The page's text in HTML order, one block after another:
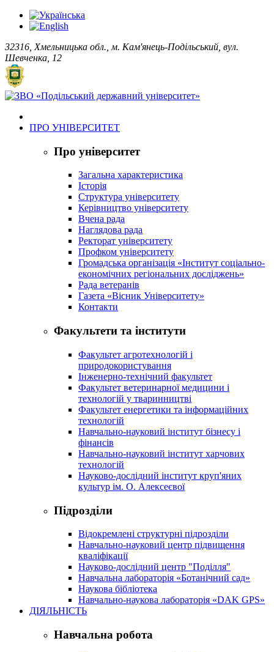
32316, Хмельницька обл., м. Кам'янець-Подільський, вул.
Шевченка, 12
ПРО УНІВЕРСИТЕТ
Про університет
Загальна характеристика
Історія
Структура університету
Керівництво університету
Вчена рада
Наглядова рада
Ректорат університету
Профком університету
Громадська організація «Інститут соціально-
економічних регіональних досліджень»
Рада ветеранів
Газета «Вісник Університету»
Контакти
Факультети та інститути
Факультет агротехнологій і
природокористування
Інженерно-технічний факультет
Факультет ветеринарної медицини і
технологій у тваринництві
Факультет енергетики та інформаційних
технологій
Навчально-науковий інститут бізнесу і
фінансів
Навчально-науковий інститут харчових
технологій
Науково-дослідний інститут круп'яних
культур ім. О. Алексеєвої
Підрозділи
Відокремлені структурні підрозділи
Навчально-науковий центр підвищення
кваліфікації
Науково-дослідний центр "Поділля"
Навчальна лабораторія «Ботанічний сад»
Наукова бібліотека
Навчально-наукова лабораторія «DAK GPS»
ДІЯЛЬНІСТЬ
Навчальна робота